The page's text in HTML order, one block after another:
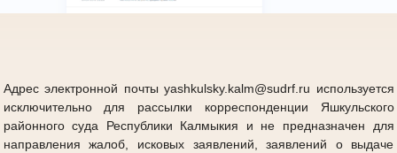
Адрес электронной почты yashkulsky.kalm@sudrf.ru используется
исключительно для рассылки корреспонденции Яшкульского
районного суда Республики Калмыкия и не предназначен для
направления жалоб, исковых заявлений, заявлений о выдаче